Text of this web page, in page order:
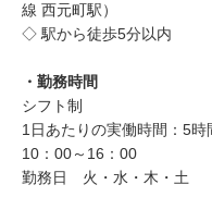
線 西元町駅）
◇ 駅から徒歩5分以内
・勤務時間
シフト制
1日あたりの実働時間：5時
10：00～16：00
勤務日 火・水・木・土